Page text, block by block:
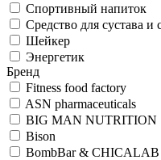
Спортивный напиток
Средство для сустава и
Шейкер
Энергетик
Бренд
Fitness food factory
ASN pharmaceuticals
BIG MAN NUTRITION
Bison
BombBar & CHICALAB